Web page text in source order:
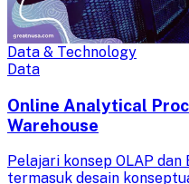
Data & Technology
Data
Online Analytical
Warehouse
Pelajari konsep OLAP dan
termasuk desain